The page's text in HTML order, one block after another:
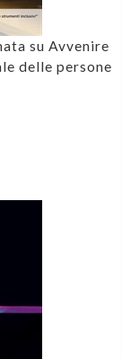
su Avvenire
delle persone